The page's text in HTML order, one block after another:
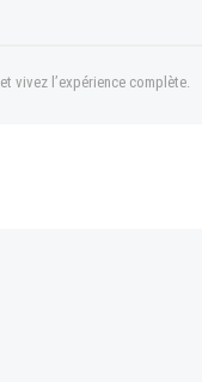
et vivez l’expérience complète.